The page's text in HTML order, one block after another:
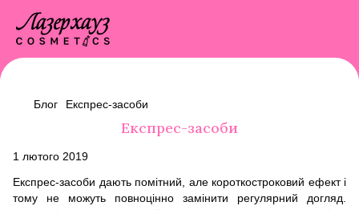
Блог Експрес-засоби
Експрес-засоби
1 лютого 2019
Експрес-засоби дають помітний, але короткостроковий ефект і
тому не можуть повноцінно замінити регулярний догляд.